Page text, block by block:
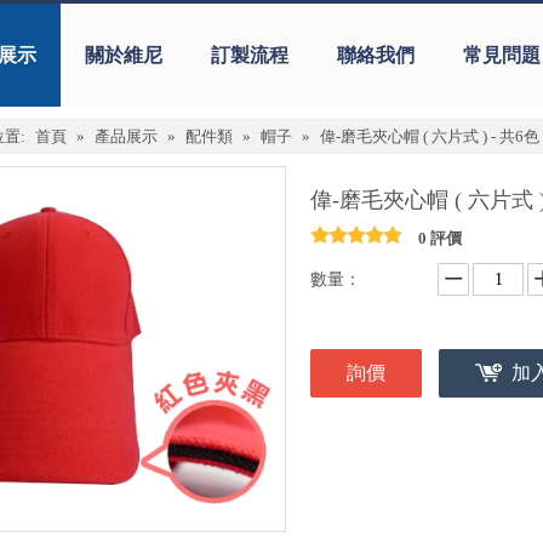
示 關於維尼 訂製流程 聯絡我們 常見問題
置: 首頁 » 產品展示 » 配件類 » 帽子 » 偉-磨毛夾心帽 ( 六片式 ) - 共6色
偉-磨毛夾心帽 ( 六片式
0 評價
數量：
詢價 加